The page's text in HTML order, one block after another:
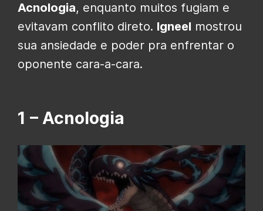
Acnologia, enquanto muitos fugiam e
evitavam conflito direto. Igneel mostrou
sua ansiedade e poder pra enfrentar o
oponente cara-a-cara.
1 – Acnologia